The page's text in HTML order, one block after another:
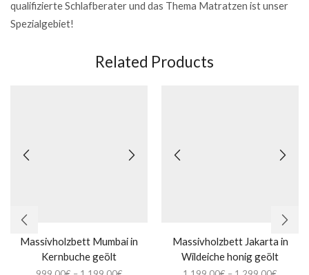
qualifizierte Schlafberater und das Thema Matratzen ist unser
Spezialgebiet!
Related Products
Massivholzbett Mumbai in
Kernbuche geölt
Massivholzbett Jakarta in
Wildeiche honig geölt